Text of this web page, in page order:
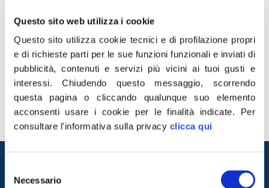
Questo sito web utilizza i cookie
Questo sito utilizza cookie tecnici e di profilazione propri
e di richieste parti per le sue funzioni funzionali e inviati di
pubblicità, contenuti e servizi più vicini ai tuoi gusti e
interessi.Chiudendo questo messaggio, scorrendo
questa pagina o cliccando qualunque suo elemento
acconsenti usare i cookie per le finalità indicate. Per
consultare l'informativa sulla privacy clicca qui
delNecessario
“C’è una foto ancora più drammatica: Luigi Di Maio che
vuole stringere la mano al fratello di colui che ha
avvelenato, insieme al suo clan, la nostra terra
facendola diventare nota in tutto il mondo come ‘Terra
dei fuochi’. Nel ristorante di Salvatore Vassallo i 5 stelle
campani hanno organizzato una cena post
manifestazione per […]